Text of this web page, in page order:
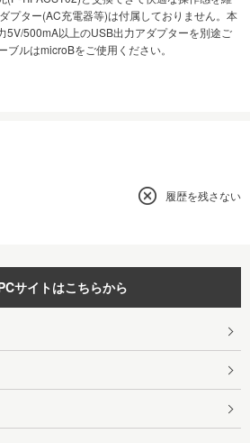
プター(AC充電器等)は付属しておりません。本
5V/500mA以上のUSB出力アダプターを別途ご
ルはmicroBをご使用ください。
履歴を残さない
サイトはこちらから